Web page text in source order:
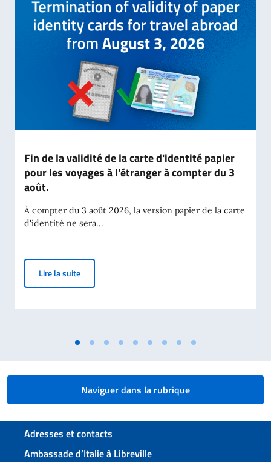
Fin de la validité de la carte d'identité papier
pour les voyages à l'étranger à compter du 3
août.
À compter du 3 août 2026, la version papier de la carte
d'identité ne sera...
Lire la suiteFin de la validité de la carte d'identité papier pour
Naviguer dans la rubrique
Section de pied de page
Adresses et contacts
Ambassade d’Italie à Libreville